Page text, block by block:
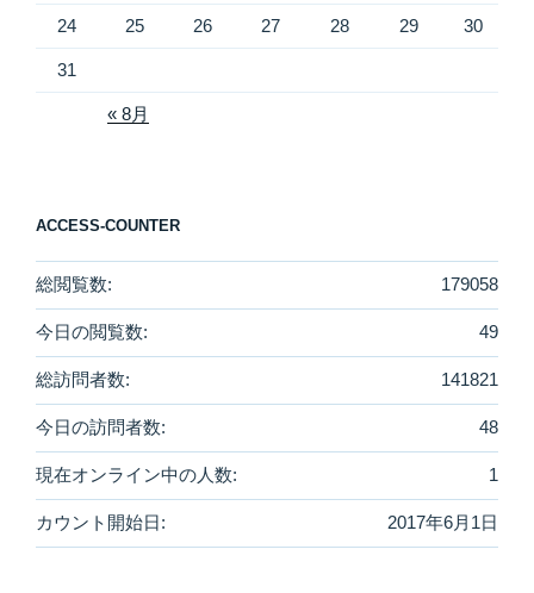
24 25 26 27 28 29 30
31
« 8月
ACCESS-COUNTER
179058
総閲覧数:
49
今日の閲覧数:
141821
総訪問者数:
48
今日の訪問者数:
1
現在オンライン中の人数:
2017年6月1日
カウント開始日: